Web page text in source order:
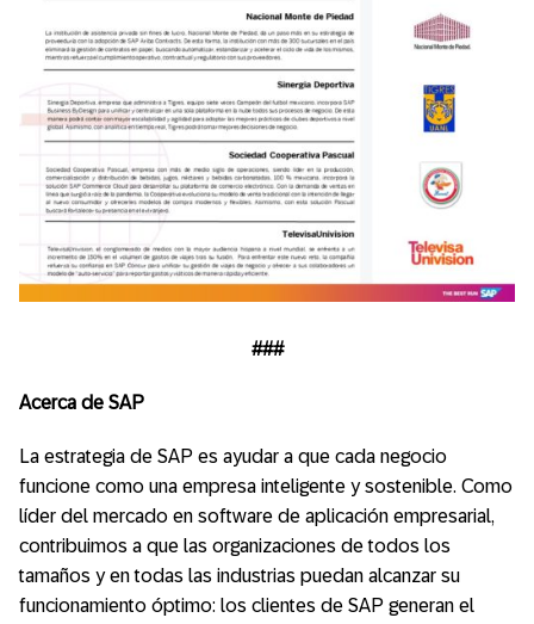
###
Acerca de SAP
La estrategia de SAP es ayudar a que cada negocio
funcione como una empresa inteligente y sostenible. Como
líder del mercado en software de aplicación empresarial,
contribuimos a que las organizaciones de todos los
tamaños y en todas las industrias puedan alcanzar su
funcionamiento óptimo: los clientes de SAP generan el